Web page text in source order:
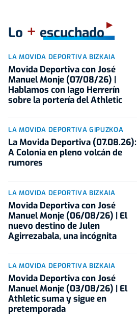
Lo + escuchado
LA MOVIDA DEPORTIVA BIZKAIA
Movida Deportiva con José
Manuel Monje (07/08/26) |
Hablamos con Iago Herrerín
sobre la portería del Athletic
LA MOVIDA DEPORTIVA GIPUZKOA
La Movida Deportiva (07.08.26):
A Colonia en pleno volcán de
rumores
LA MOVIDA DEPORTIVA BIZKAIA
Movida Deportiva con José
Manuel Monje (06/08/26) | El
nuevo destino de Julen
Agirrezabala, una incógnita
LA MOVIDA DEPORTIVA BIZKAIA
Movida Deportiva con José
Manuel Monje (03/08/26) | El
Athletic suma y sigue en
pretemporada